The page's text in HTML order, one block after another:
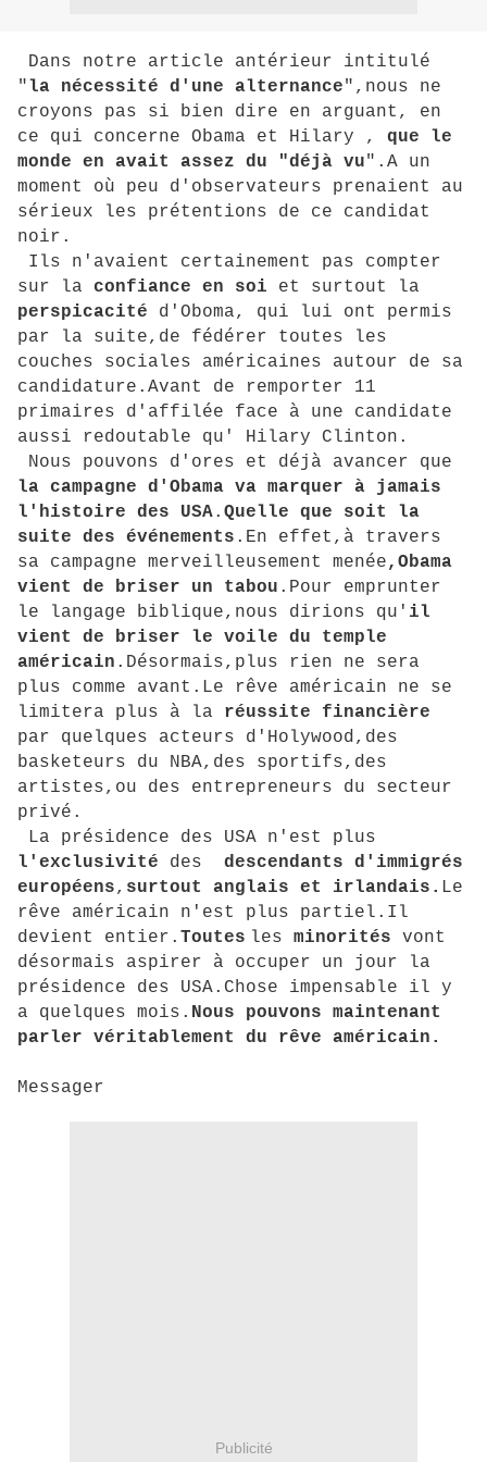
Dans notre article antérieur intitulé
"la nécessité d'une alternance",nous ne
croyons pas si bien dire en arguant, en
ce qui concerne Obama et Hilary , que le
monde en avait assez du "déjà vu".A un
moment où peu d'observateurs prenaient au
sérieux les prétentions de ce candidat
noir.
Ils n'avaient certainement pas compter
sur la confiance en soi et surtout la
perspicacité d'Oboma, qui lui ont permis
par la suite,de fédérer toutes les
couches sociales américaines autour de sa
candidature.Avant de remporter 11
primaires d'affilée face à une candidate
aussi redoutable qu' Hilary Clinton.
Nous pouvons d'ores et déjà avancer que
la campagne d'Obama va marquer à jamais
l'histoire des USA. Quelle que soit la
suite
des événements .En effet,à travers
sa campagne merveilleusement menée,Obama
vient de briser un tabou .Pour emprunter
le langage biblique,nous dirions qu' il
vient de briser le voile du temple
américain .Désormais,plus rien ne sera
plus comme avant.Le rêve américain ne se
limitera plus à la réussite financière
par quelques acteurs d'Holywood,des
basketeurs du NBA,des sportifs,des
artistes,ou des entrepreneurs du secteur
privé.
La présidence des USA n'est plus
l'exclusivité des descendants d'immigrés
européens, surtout anglais et irlandais. Le
rêve américain n'est plus partiel.Il
devient entier. Toutes les minorités vont
désormais aspirer à occuper un jour la
présidence des USA.Chose impensable il y
a quelques mois. Nous pouvons maintenant
parler véritablement du rêve américain.
Messager
Publicité